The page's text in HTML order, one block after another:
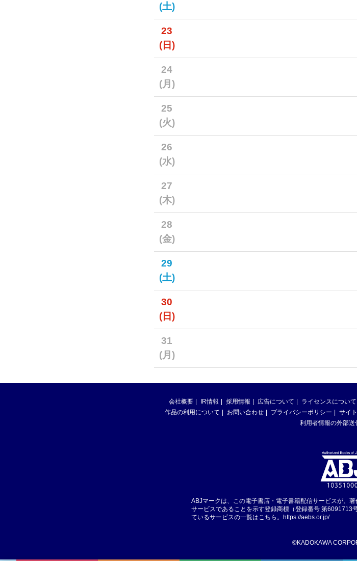
(土)
23
(日)
24
(月)
25
(火)
26
(水)
27
(木)
28
(金)
29
(土)
30
(日)
31
(月)
会社概要 IR情報 採用情報 広告について ライセンスについて
作品の利用について
お問い合わせ プライバシーポリシー サイ
利用者情報の外部送
ABJマークは、この電子書店・電子書籍配信サービスが、
サービスであることを示す登録商標（登録番号 第6091713
ているサービスの一覧はこちら。 https://aebs.or.jp/
©KADOKAWA